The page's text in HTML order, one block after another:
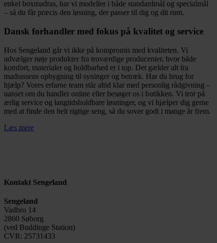
enkel boxmadras, har vi modeller i både standardmål og specialmål
– så du får præcis den løsning, der passer til dig og dit rum.
Dansk forhandler med fokus på kvalitet og service
Hos Sengeland går vi ikke på kompromis med kvaliteten. Vi
udvælger nøje produkter fra troværdige producenter, hvor både
komfort, materialer og holdbarhed er i top. Det gælder alt fra
madrassens opbygning til syninger og betræk. Har du brug for
hjælp? Vores erfarne team står altid klar med personlig rådgivning –
uanset om du handler online eller besøger os i butikken. Vi tror på
ærlig service og langtidsholdbare løsninger, og vi hjælper dig gerne
med at finde den helt rigtige seng, så du sover godt i mange år frem.
Læs mere
Kontakt Sengeland
Sengeland
Vadbro 14
2860 Søborg
(ved Buddinge Station)
CVR: 25731433